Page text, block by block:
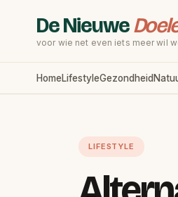
De Nieuwe
voor wie net even iets meer wil
HomeLifestyleGezondheid
LIFESTYLE